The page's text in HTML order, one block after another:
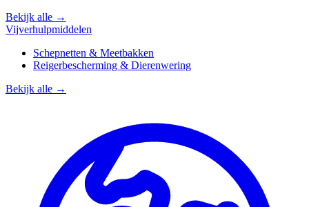
Bekijk alle →
Vijverhulpmiddelen
Schepnetten & Meetbakken
Reigerbescherming & Dierenwering
Bekijk alle →